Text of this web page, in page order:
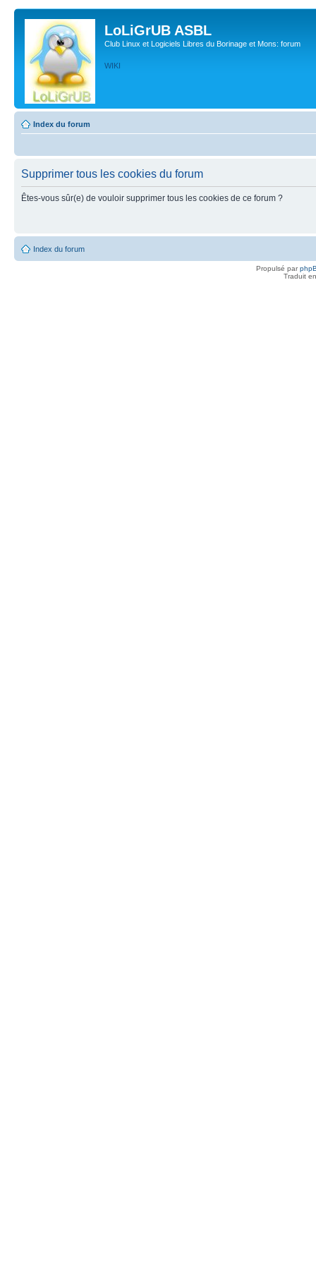
LoLiGrUB ASBL
Club Linux et Logiciels Libres du Borinage et Mons: forum
WIKI
Index du forum
Supprimer tous les cookies du forum
Êtes-vous sûr(e) de vouloir supprimer tous les cookies de ce forum ?
Index du forum
Propulsé par
Traduit